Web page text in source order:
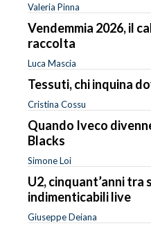
Valeria Pinna
Vendemmia 2026, il
raccolta
Luca Mascia
Tessuti, chi inquina
Cristina Cossu
Quando Iveco
Blacks
Simone Loi
U2, cinquant’anni tra
indimenticabili live
Giuseppe Deiana